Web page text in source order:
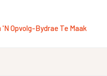
'n Opvolg-Bydrae Te Maak